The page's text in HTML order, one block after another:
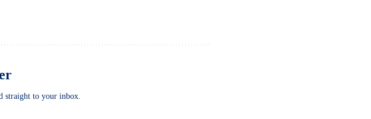
straight to your inbox.